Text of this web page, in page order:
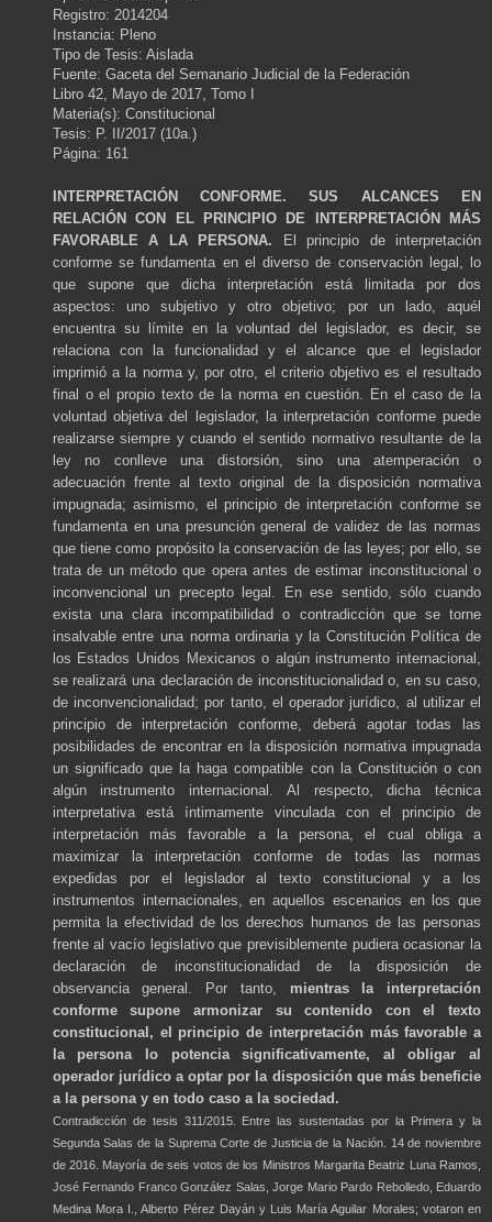
Registro: 2014204
Instancia: Pleno
Tipo de Tesis: Aislada
Fuente: Gaceta del Semanario Judicial de la Federación
Libro 42, Mayo de 2017, Tomo I
Materia(s): Constitucional
Tesis: P. II/2017 (10a.)
Página: 161
INTERPRETACIÓN CONFORME. SUS ALCANCES EN
RELACIÓN CON EL PRINCIPIO DE INTERPRETACIÓN MÁS
FAVORABLE A LA PERSONA. El principio de interpretación
conforme se fundamenta en el diverso de conservación legal, lo
que supone que dicha interpretación está limitada por dos
aspectos: uno subjetivo y otro objetivo; por un lado, aquél
encuentra su límite en la voluntad del legislador, es decir, se
relaciona con la funcionalidad y el alcance que el legislador
imprimió a la norma y, por otro, el criterio objetivo es el resultado
final o el propio texto de la norma en cuestión. En el caso de la
voluntad objetiva del legislador, la interpretación conforme puede
realizarse siempre y cuando el sentido normativo resultante de la
ley no conlleve una distorsión, sino una atemperación o
adecuación frente al texto original de la disposición normativa
impugnada; asimismo, el principio de interpretación conforme se
fundamenta en una presunción general de validez de las normas
que tiene como propósito la conservación de las leyes; por ello, se
trata de un método que opera antes de estimar inconstitucional o
inconvencional un precepto legal. En ese sentido, sólo cuando
exista una clara incompatibilidad o contradicción que se torne
insalvable entre una norma ordinaria y la Constitución Política de
los Estados Unidos Mexicanos o algún instrumento internacional,
se realizará una declaración de inconstitucionalidad o, en su caso,
de inconvencionalidad; por tanto, el operador jurídico, al utilizar el
principio de interpretación conforme, deberá agotar todas las
posibilidades de encontrar en la disposición normativa impugnada
un significado que la haga compatible con la Constitución o con
algún instrumento internacional. Al respecto, dicha técnica
interpretativa está íntimamente vinculada con el principio de
interpretación más favorable a la persona, el cual obliga a
maximizar la interpretación conforme de todas las normas
expedidas por el legislador al texto constitucional y a los
instrumentos internacionales, en aquellos escenarios en los que
permita la efectividad de los derechos humanos de las personas
frente al vacío legislativo que previsiblemente pudiera ocasionar la
declaración de inconstitucionalidad de la disposición de
observancia general. Por tanto, mientras la interpretación
conforme supone armonizar su contenido con el texto
constitucional, el principio de interpretación más favorable a
la persona lo potencia significativamente, al obligar al
operador jurídico a optar por la disposición que más beneficie
a la persona y en todo caso a la sociedad.
Contradicción de tesis 311/2015. Entre las sustentadas por la Primera y la
Segunda Salas de la Suprema Corte de Justicia de la Nación. 14 de noviembre
de 2016. Mayoría de seis votos de los Ministros Margarita Beatriz Luna Ramos,
José Fernando Franco González Salas, Jorge Mario Pardo Rebolledo, Eduardo
Medina Mora I., Alberto Pérez Dayán y Luis María Aguilar Morales; votaron en